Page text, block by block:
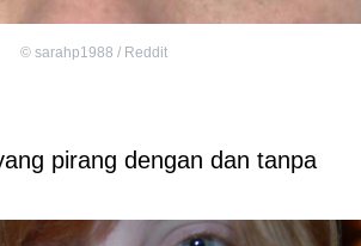
© sarahp1988 / Reddit
pirang dengan dan tanpa